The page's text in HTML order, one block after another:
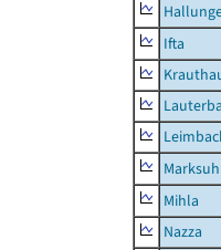
Ifta
Mihla
Nazza